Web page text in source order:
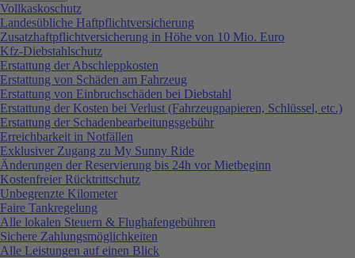
Vollkaskoschutz
Landesübliche Haftpflichtversicherung
Zusatzhaftpflichtversicherung in Höhe von 10 Mio. Euro
Kfz-Diebstahlschutz
Erstattung der Abschleppkosten
Erstattung von Schäden am Fahrzeug
Erstattung von Einbruchschäden bei Diebstahl
Erstattung der Kosten bei Verlust (Fahrzeugpapieren, Schlüssel, etc.)
Erstattung der Schadenbearbeitungsgebühr
Erreichbarkeit in Notfällen
Exklusiver Zugang zu My Sunny Ride
Änderungen der Reservierung bis 24h vor Mietbeginn
Kostenfreier Rücktrittschutz
Unbegrenzte Kilometer
Faire Tankregelung
Alle lokalen Steuern & Flughafengebühren
Sichere Zahlungsmöglichkeiten
Alle Leistungen auf einen Blick